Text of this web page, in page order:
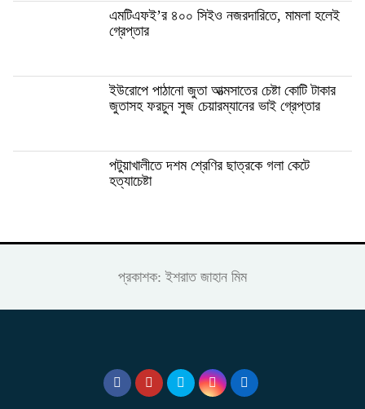
এমটিএফই’র ৪০০ সিইও নজরদারিতে, মামলা হলেই
গ্রেপ্তার
ইউরোপে পাঠানো জুতা আত্মসাতের চেষ্টা কোটি টাকার
জুতাসহ ফরচুন সুজ চেয়ারম্যানের ভাই গ্রেপ্তার
পটুয়াখালীতে দশম শ্রেণির ছাত্রকে গলা কেটে
হত্যাচেষ্টা
প্রকাশক: ইশরাত জাহান মিম